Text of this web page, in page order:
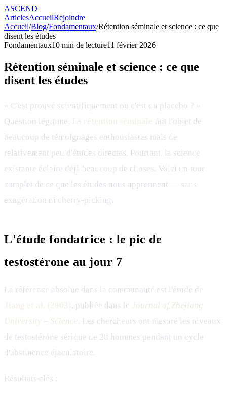
ASCEND
ArticlesAccueilRejoindre
Accueil/Blog/Fondamentaux/Rétention séminale et science : ce que
disent les études
Fondamentaux10 min de lecture11 février 2026
Rétention séminale et science : ce que
disent les études
« C'est prouvé scientifiquement ou c'est du placebo ? »
Question légitime. La
fait l'objet de
beaucoup de témoignages enthousiastes mais de
relativement peu d'études directes. Pourtant, la science
existante éclaire déjà beaucoup de choses. Voici un tour
complet de ce que les études nous apprennent — sans
exagération ni cherry-picking.
L'étude fondatrice : le pic de
testostérone au jour 7
La référence absolue dans la communauté est l'étude de
, publiée dans le Journal of Zhejiang
University – Science. Les chercheurs ont mesuré les niveaux
de testostérone sérique de 28 hommes pendant un cycle
d'abstinence éjaculatoire.
Résultats clés :